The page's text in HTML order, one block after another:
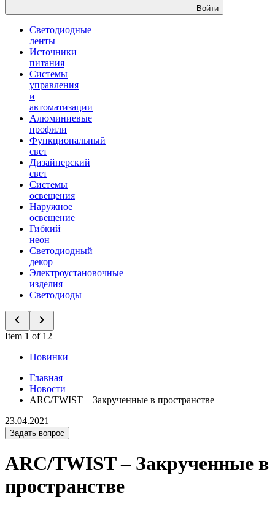
Войти
Светодиодные
ленты
Источники
питания
Системы
управления
и
автоматизации
Алюминиевые
профили
Функциональный
свет
Дизайнерский
свет
Системы
освещения
Наружное
освещение
Гибкий
неон
Светодиодный
декор
Электроустановочные
изделия
Светодиоды
Item 1 of 12
Новинки
Главная
Новости
ARC/TWIST – Закрученные в пространстве
23.04.2021
Задать вопрос
ARC/TWIST – Закрученные в
пространстве